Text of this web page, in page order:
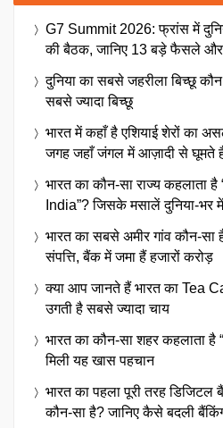
G7 Summit 2026: फ्रांस में
की बैठक, जानिए 13 बड़े फैसले और
दुनिया का सबसे जहरीला बिच्छू
सबसे ज्यादा बिच्छू
भारत में कहाँ है एशियाई शेरों का
जगह जहाँ जंगल में आज़ादी से घूमते
भारत का कौन-सा राज्य कहलाता
India”? जिसके मसालें दुनिया-भर
भारत का सबसे अमीर गांव कौन-सा
संपत्ति, बैंक में जमा हैं हजारों करोड़
क्या आप जानते हैं भारत का Tea
उगती है सबसे ज्यादा चाय
भारत का कौन-सा शहर कहलाता है
मिली यह खास पहचान
भारत का पहला पूरी तरह डिजिटल
कौन-सा है? जानिए कैसे बदली